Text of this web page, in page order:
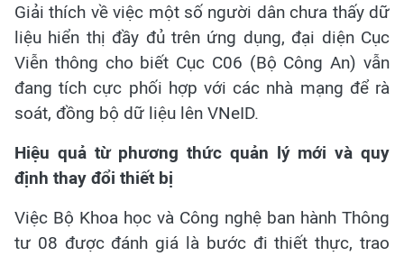
Giải thích về việc một số người dân chưa thấy dữ
liệu hiển thị đầy đủ trên ứng dụng, đại diện Cục
Viễn thông cho biết Cục C06 (Bộ Công An) vẫn
đang tích cực phối hợp với các nhà mạng để rà
soát, đồng bộ dữ liệu lên VNeID.
Hiệu quả từ phương thức quản lý mới và quy
định thay đổi thiết bị
Việc Bộ Khoa học và Công nghệ ban hành Thông
tư 08 được đánh giá là bước đi thiết thực, trao